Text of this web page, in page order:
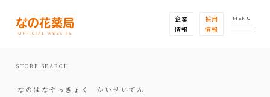
企業
情報
採用
情報
MENU
STORE SEARCH
なのはなやっきょく かいせいてん